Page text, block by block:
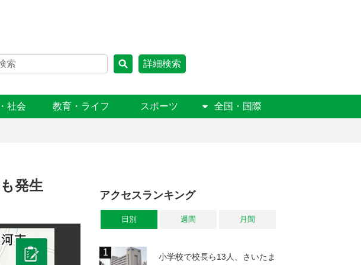
詳細検索
社会 教育・ライフ スポーツ 全国・国際
発生
アクセスランキング
日別 週間 月間
小学校で校長ら13人、さいたま